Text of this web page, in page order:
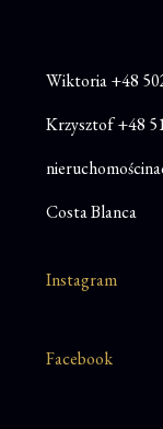
Wiktoria+48
Krzysztof+48
Costa Blanca
Instagram
Facebook